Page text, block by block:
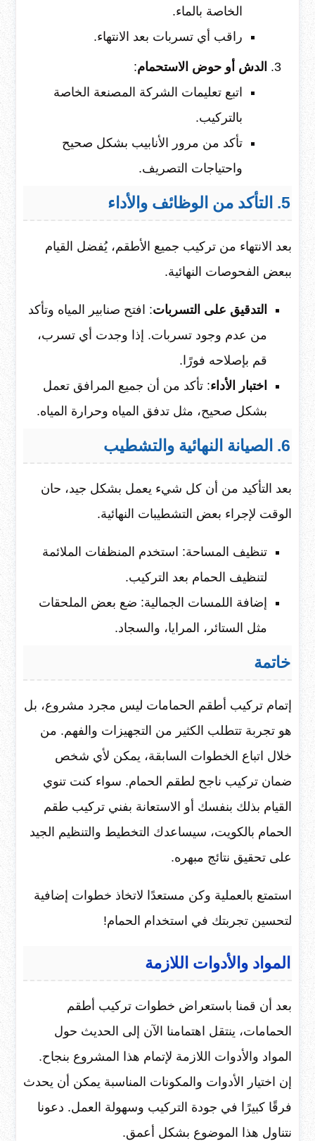
الخاصة بالماء.
راقب أي تسربات بعد الانتهاء.
الدش أو حوض الاستحمام:
اتبع تعليمات الشركة المصنعة الخاصة
بالتركيب.
تأكد من مرور الأنابيب بشكل صحيح
واحتياجات التصريف.
5. التأكد من الوظائف والأداء
بعد الانتهاء من تركيب جميع الأطقم، يُفضل القيام
ببعض الفحوصات النهائية.
التدقيق على التسربات: افتح صنابير المياه وتأكد
من عدم وجود تسربات. إذا وجدت أي تسرب،
قم بإصلاحه فورًا.
اختبار الأداء: تأكد من أن جميع المرافق تعمل
بشكل صحيح، مثل تدفق المياه وحرارة المياه.
6. الصيانة النهائية والتشطيب
بعد التأكيد من أن كل شيء يعمل بشكل جيد، حان
الوقت لإجراء بعض التشطيبات النهائية.
تنظيف المساحة: استخدم المنظفات الملائمة
لتنظيف الحمام بعد التركيب.
إضافة اللمسات الجمالية: ضع بعض الملحقات
مثل الستائر، المرايا، والسجاد.
خاتمة
إتمام تركيب أطقم الحمامات ليس مجرد مشروع، بل
هو تجربة تتطلب الكثير من التجهيزات والفهم. من
خلال اتباع الخطوات السابقة، يمكن لأي شخص
ضمان تركيب ناجح لطقم الحمام. سواء كنت تنوي
القيام بذلك بنفسك أو الاستعانة بفني تركيب طقم
الحمام بالكويت، سيساعدك التخطيط والتنظيم الجيد
على تحقيق نتائج مبهره.
استمتع بالعملية وكن مستعدًا لاتخاذ خطوات إضافية
لتحسين تجربتك في استخدام الحمام!
المواد والأدوات اللازمة
بعد أن قمنا باستعراض خطوات تركيب أطقم
الحمامات، ينتقل اهتمامنا الآن إلى الحديث حول
المواد والأدوات اللازمة لإتمام هذا المشروع بنجاح.
إن اختيار الأدوات والمكونات المناسبة يمكن أن يحدث
فرقًا كبيرًا في جودة التركيب وسهولة العمل. دعونا
نتناول هذا الموضوع بشكل أعمق.